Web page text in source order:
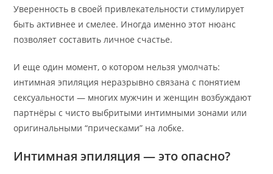
Уверенность в своей привлекательности стимулирует
быть активнее и смелее. Иногда именно этот нюанс
позволяет составить личное счастье.
И еще один момент, о котором нельзя умолчать:
интимная эпиляция неразрывно связана с понятием
сексуальности — многих мужчин и женщин возбуждают
партнёры с чисто выбритыми интимными зонами или
оригинальными “прическами” на лобке.
Интимная эпиляция — это опасно?